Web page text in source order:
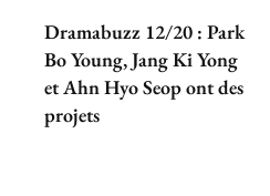
Dramabuzz 12/20 : Park
Bo Young, Jang Ki Yong
et Ahn Hyo Seop ont des
projets